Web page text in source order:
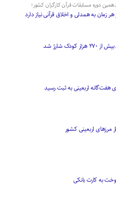
دوره مسابقات قرآن کارگران کشور؛
زمان به همدلی و اخلاق قرآنی نیاز دارد
شارژ شد
هفت‌گانه اربعینی به ثبت رسید
مرز‌های اربعینی کشور
به کارت بانکی